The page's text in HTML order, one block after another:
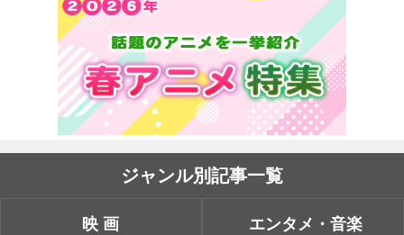
ジャンル別記事一覧
映画 エンタメ・音楽